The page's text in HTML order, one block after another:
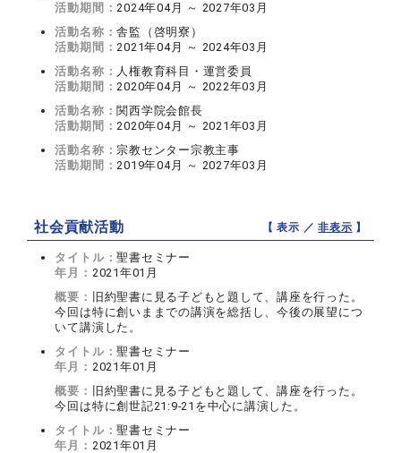
活動期間：2024年04月 ～ 2027年03月
活動名称：舎監（啓明寮）
活動期間：2021年04月 ～ 2024年03月
活動名称： 人権教育科目・運営委員
活動期間：2020年04月 ～ 2022年03月
活動名称： 関西学院会館長
活動期間：2020年04月 ～ 2021年03月
活動名称：宗教センター宗教主事
活動期間：2019年04月 ～ 2027年03月
社会貢献活動 【 表示 ／非表示 】
タイトル：聖書セミナー
年月： 2021年01月
概要：
旧約聖書に見る子どもと題して、講座を行った。
今回は特に創いままでの講演を総括し、今後の展望につ
いて講演した。
タイトル：聖書セミナー
年月： 2021年01月
概要：
旧約聖書に見る子どもと題して、講座を行った。
今回は特に創世記21:9-21を中心に講演した。
タイトル：聖書セミナー
年月： 2021年01月